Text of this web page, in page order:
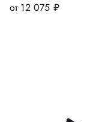
от 12 075 ₽